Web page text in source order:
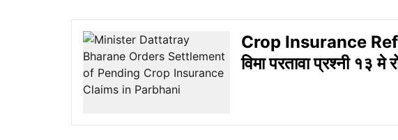
Crop Insurance
विमा परतावा प्रश्नी १३